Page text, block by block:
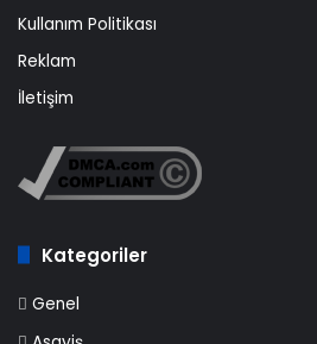
Kullanım Politikası
Reklam
İletişim
Kategoriler
Genel